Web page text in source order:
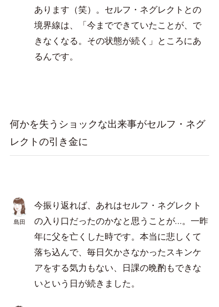
あります（笑）。セルフ・ネグレクトとの
境界線は、「今までできていたことが、で
きなくなる。その状態が続く」ところにあ
るんです。
何かを失うショックな出来事がセルフ・ネグ
レクトの引き金に
島田
今振り返れば、あれはセルフ・ネグレクト
の入り口だったのかなと思うことが…。一昨
年に父を亡くした時です。本当に悲しくて
落ち込んで、毎日欠かさなかったスキンケ
アをする気力もない、日課の晩酌もできな
いという日が続きました。